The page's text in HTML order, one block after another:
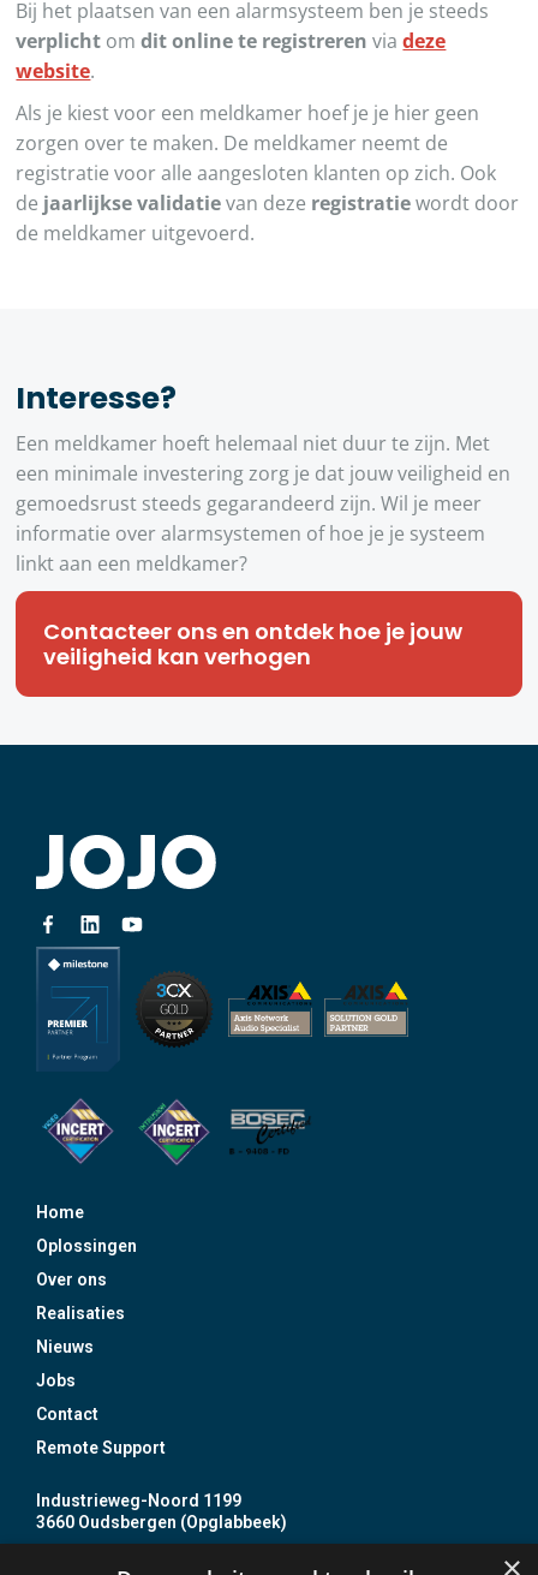
Bij het plaatsen van een alarmsysteem ben je steeds
verplicht omdit online te registreren viadeze
website.
Als je kiest voor een meldkamer hoef je je hier geen
zorgen over te maken. De meldkamer neemt de
registratie voor alle aangesloten klanten op zich. Ook
de jaarlijkse validatievan deze registratiewordt door
de meldkamer uitgevoerd.
Interesse?
Een meldkamer hoeft helemaal niet duur te zijn. Met
een minimale investering zorg je dat jouw veiligheid en
gemoedsrust steeds gegarandeerd zijn. Wil je meer
informatie over alarmsystemen of hoe je je systeem
linkt aan een meldkamer?
Contacteer ons en ontdek hoe je jouw
veiligheid kan verhogen
Home
Oplossingen
Over ons
Realisaties
Nieuws
Jobs
Contact
Remote Support
Industrieweg-Noord 1199
3660 Oudsbergen (Opglabbeek)